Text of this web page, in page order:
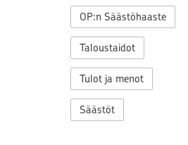
OP:n Säästöhaaste
Taloustaidot
Tulot ja menot
Säästöt